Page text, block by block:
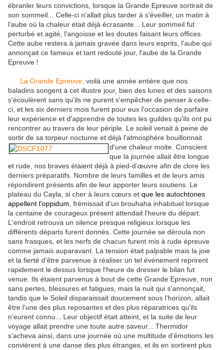
ébranler leurs convictions, lorsque la Grande Epreuve sortirait de
son sommeil... Celle-ci n'allait plus tarder à s'éveiller, un matin à
l'aube où la chaleur était déjà écrasante... Leur sommeil fut
perturbé et agité, l'angoisse et les doutes faisant leurs offices.
Cette aube restera à jamais gravée dans leurs esprits, l'aube qui
annonçait ce fameux et tant redouté jour, l'aube de la Grande
Epreuve !
La Grande Epreuve, voilà une année entière que nos
baladins songent à cet illustre jour, bien des lunes et des saisons
s'écoulèrent sans qu'ils ne purent s'empêcher de penser à celle-
ci, et les six derniers mois furent pour eux l'occasion de parfaire
leur expérience et d'apprendre de toutes les guildes qu'ils ont pu
rencontrer au travers de leur périple. Le soleil venait à peine de
sortir de sa torpeur nocturne et déjà l'atmosphère bouillonnait
d'une chaleur moite. Conscient
que la journée allait être longue
et rude, nos braves étaient déjà à pied-d’œuvre afin de clore les
derniers préparatifs. Nombre de leurs familles et de leurs amis
répondirent présents afin de leur apporter leurs soutiens. Le
plateau du Cayla, si cher à leurs cœurs et que les autochtones
appellent l'oppidum , frémissait d'un brouhaha inhabituel lorsque
la centaine de courageux présent attendait l'heure du départ.
L'endroit retrouva un silence presque religieux lorsque les
différents départs furent donnés. Cette journée se déroula non
sans frasques, et les nerfs de chacun furent mis à rude épreuve
comme jamais auparavant. La tension était palpable mais la joie
et la fierté d'être parvenue à réaliser un tel événement reprirent
rapidement le dessus lorsque l'heure de dresser le bilan fut
venue. Ils étaient parvenus à bout de cette Grande Epreuve, non
sans pertes, blessures et fatigues, mais la nuit qui s'annonçait,
tandis que le Soleil disparaissait doucement sous l'horizon, allait
être l'une des plus reposantes et des plus réparatrices qu'ils
n'eurent connu... Leur objectif était atteint, et la suite de leur
voyage allait prendre une toute autre saveur... Thermidor
s'acheva ainsi, dans une journée où une multitude d'émotions les
convièrent à une danse des plus étranges, et ils en sortirent plus